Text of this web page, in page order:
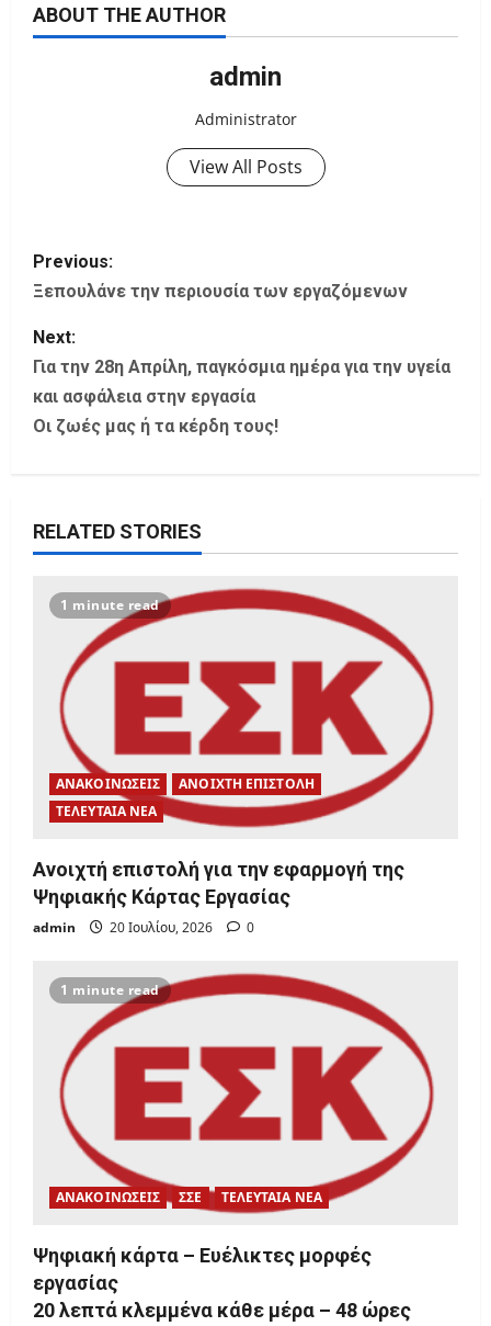
ABOUT THE AUTHOR
admin
Administrator
View All Posts
P
o
s
t
n
v
g
o
Previous:
Ξεπουλάνε την περιουσία των εργαζόμενων
Next:
Για την 28η Απρίλη, παγκόσμια ημέρα για την υγεία
και ασφάλεια στην εργασία
Οι ζωές μας ή τα κέρδη τους!
RELATED STORIES
1 minute read
ΑΝΑΚΟΙΝΩΣΕΙΣ
ΑΝΟΙΧΤΗ ΕΠΙΣΤΟΛΗ
ΤΕΛΕΥΤΑΙΑ ΝΕΑ
Ανοιχτή επιστολή για την εφαρμογή της
Ψηφιακής Κάρτας Εργασίας
admin 20 Ιουλίου, 2026 0
1 minute read
ΑΝΑΚΟΙΝΩΣΕΙΣ ΣΣΕ ΤΕΛΕΥΤΑΙΑ ΝΕΑ
Ψηφιακή κάρτα – Ευέλικτες μορφές
εργασίας
20 λεπτά κλεμμένα κάθε μέρα – 48 ώρες